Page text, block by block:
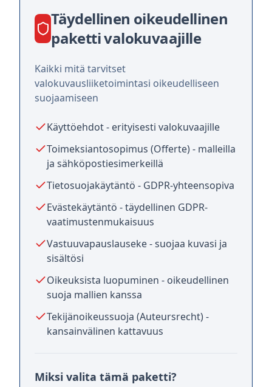
Täydellinen oikeudellinen
paketti valokuvaajille
Kaikki mitä tarvitset
valokuvausliiketoimintasi oikeudelliseen
suojaamiseen
Käyttöehdot - erityisesti valokuvaajille
Toimeksiantosopimus (Offerte) - malleilla
ja sähköpostiesimerkeillä
Tietosuojakäytäntö - GDPR-yhteensopiva
Evästekäytäntö - täydellinen GDPR-
vaatimustenmukaisuus
Vastuuvapauslauseke - suojaa kuvasi ja
sisältösi
Oikeuksista luopuminen - oikeudellinen
suoja mallien kanssa
Tekijänoikeussuoja (Auteursrecht) -
kansainvälinen kattavuus
Miksi valita tämä paketti?